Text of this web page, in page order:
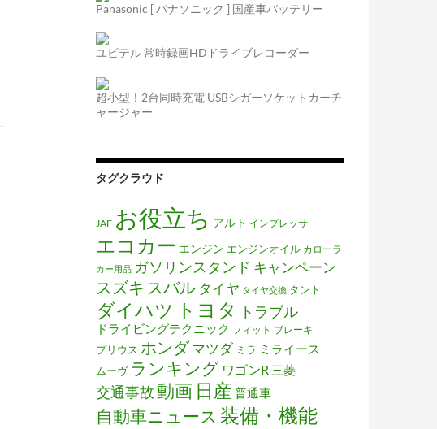
Panasonic [ パナソニック ] 国産車バッテリー
ユピテル 常時録画HDドライブレコーダー
超小型！2台同時充電 USBシガーソケットカーチ
ャージャー
タグクラウド
JAF お役立ち アルト インプレッサ
エコカー エンジン エンジンオイル カローラ
カー用品 ガソリンスタンド キャンペーン
スズキ スバル タイヤ タイヤ交換 タント
ダイハツ トヨタ トラブル
ドライビングテクニック フィット ブレーキ
プリウス ホンダマツダ ミラ ミライース
ムーヴ ランキング ワゴンR 三菱
交通事故動画 日産 普通車
自動車ニュース 装備・機能